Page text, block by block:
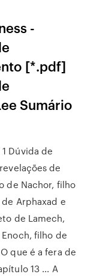
-
[*.pdf]
Sumário
1 Dúvida de
de
de Nachor, filho
Arphaxad e
de Lamech,
filho de
que é a fera de
13 ... A